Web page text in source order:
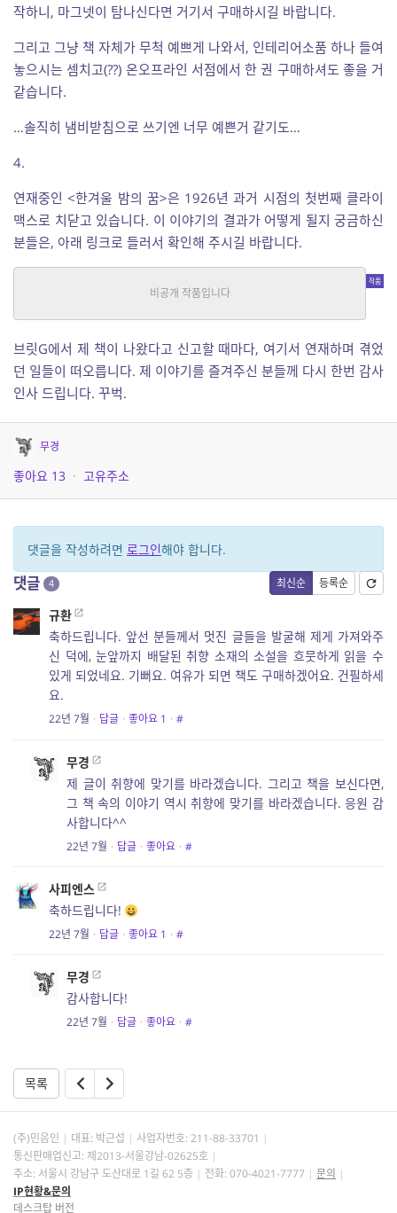
작하니, 마그넷이 탐나신다면 거기서 구매하시길 바랍니다.
그리고 그냥 책 자체가 무척 예쁘게 나와서, 인테리어소품 하나 들여
놓으시는 셈치고(??) 온오프라인 서점에서 한 권 구매하셔도 좋을 거
같습니다.
…솔직히 냄비받침으로 쓰기엔 너무 예쁜거 같기도…
4.
연재중인 <한겨울 밤의 꿈>은 1926년 과거 시점의 첫번째 클라이
맥스로 치닫고 있습니다. 이 이야기의 결과가 어떻게 될지 궁금하신
분들은, 아래 링크로 들러서 확인해 주시길 바랍니다.
한겨울 밤의 꿈 – 1929년 은일당 사건 기록
추리/스릴러 | 무경
브릿G에서 제 책이 나왔다고 신고할 때마다, 여기서 연재하며 겪었
던 일들이 떠오릅니다. 제 이야기를 즐겨주신 분들께 다시 한번 감사
인사 드립니다. 꾸벅.
무경
좋아요 13 · 고유주소
댓글을 작성하려면 로그인해야 합니다.
최신순 등록순
댓글 4
규환
축하드립니다. 앞선 분들께서 멋진 글들을 발굴해 제게 가져와주
신 덕에, 눈앞까지 배달된 취향 소재의 소설을 흐뭇하게 읽을 수
있게 되었네요. 기뻐요. 여유가 되면 책도 구매하겠어요. 건필하세
요.
22년 7월 · 답글 · 좋아요 1 · #
무경
제 글이 취향에 맞기를 바라겠습니다. 그리고 책을 보신다면,
그 책 속의 이야기 역시 취향에 맞기를 바라겠습니다. 응원 감
사합니다^^
22년 7월 · 답글 · 좋아요 · #
사피엔스
축하드립니다!
22년 7월 · 답글 · 좋아요 1 · #
무경
감사합니다!
22년 7월 · 답글 · 좋아요 · #
목록
(주)민음인 대표: 박근섭 사업자번호: 211-88-33701
통신판매업신고: 제2013-서울강남-02625호
주소: 서울시 강남구 도산대로 1길 62 5층
전화: 070-4021-7777
문의
IP현황&문의
데스크탑 버전